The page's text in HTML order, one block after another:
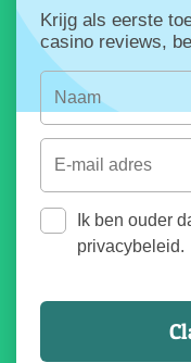
Krijg als eerste
casino reviews,
Ik ben ouder
privacybeleid.